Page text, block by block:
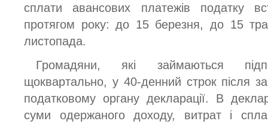
сплати авансових платежів податку
протягом року: до 15 березня, до 15
листопада.
Громадяни, які займаються
щоквартально, у 40-денний строк після
податковому органу декларації. В
суми одержаного доходу, витрат і